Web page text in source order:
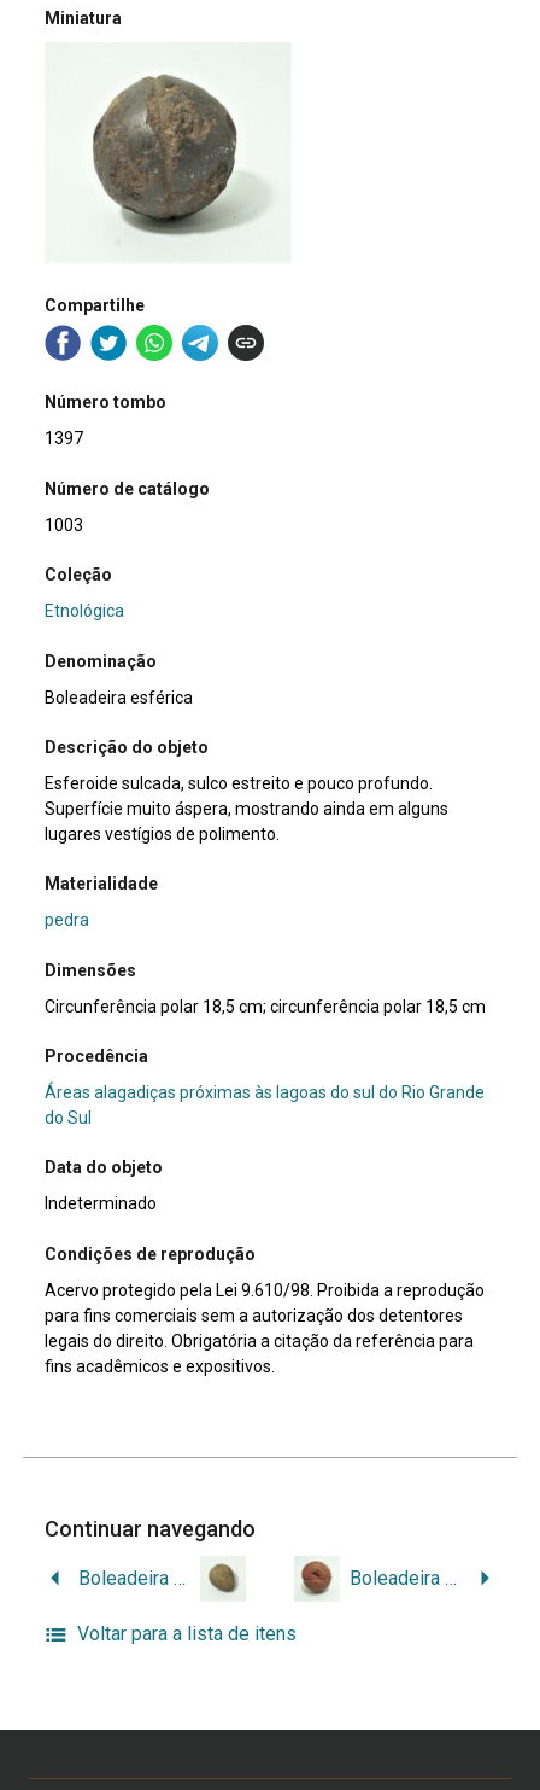
Miniatura
Compartilhe
Número tombo
1397
Número de catálogo
1003
Coleção
Etnológica
Denominação
Boleadeira esférica
Descrição do objeto
Esferoide sulcada, sulco estreito e pouco profundo.
Superfície muito áspera, mostrando ainda em alguns
lugares vestígios de polimento.
Materialidade
pedra
Dimensões
Circunferência polar 18,5 cm; circunferência polar 18,5 cm
Procedência
Áreas alagadiças próximas às lagoas do sul do Rio Grande
do Sul
Data do objeto
Indeterminado
Condições de reprodução
Acervo protegido pela Lei 9.610/98. Proibida a reprodução
para fins comerciais sem a autorização dos detentores
legais do direito. Obrigatória a citação da referência para
fins acadêmicos e expositivos.
Continuar navegando
Boleadeira esférica Boleadeira esférica
Voltar para a lista de itens